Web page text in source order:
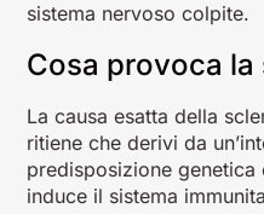
sistema nervoso colpite.
Cosa provoca
La causa esatta della
ritiene che derivi da
predisposizione
induce il sistema